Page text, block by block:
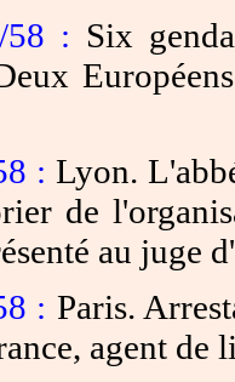
58 : Six
: Lyon.
de
au juge
: Paris.
agent de